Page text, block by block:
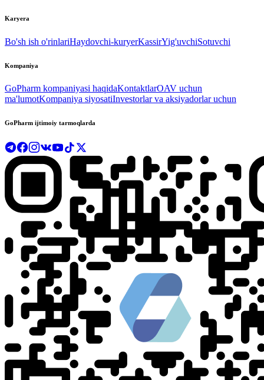
Karyera
Bo'sh ish o'rinlariHaydovchi-kuryerKassirYig'uvchiSotuvchi
Kompaniya
GoPharm kompaniyasi haqidaKontaktlarOAV uchun
ma'lumotKompaniya siyosatiInvestorlar va aksiyadorlar uchun
GoPharm ijtimoiy tarmoqlarda